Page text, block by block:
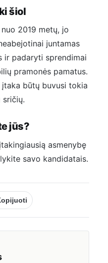
šiol
2019 metų, jo
juntamas
ir padaryti sprendimai
pramonės pamatus.
būtų buvusi tokia
sričių.
jūs?
asmenybę
savo kandidatais.